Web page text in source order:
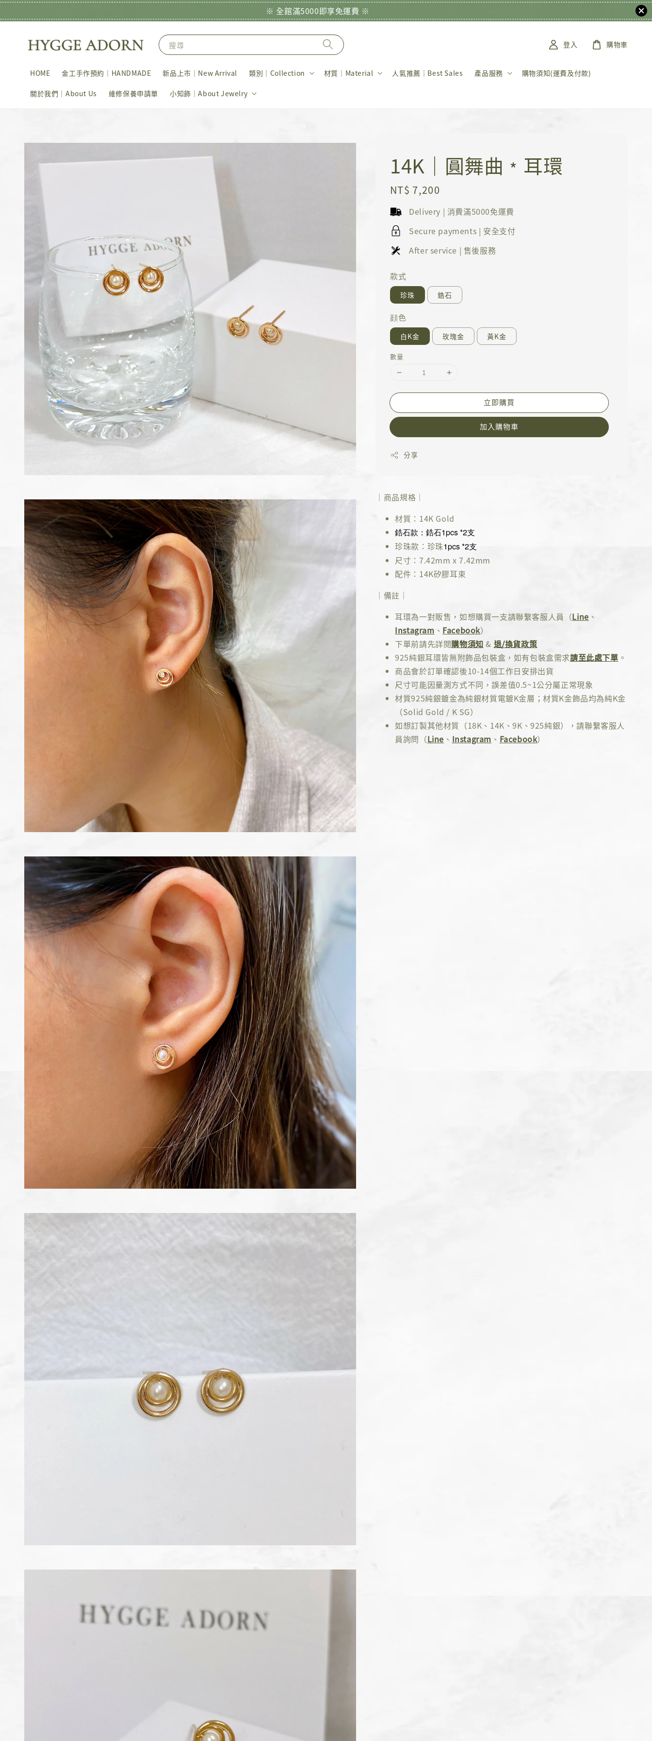
※ 全館滿5000即享免運費 ※
搜尋
HOME 金工手作預約｜HANDMADE 新品上市｜New Arrival 類別｜Collection 材質｜Material 人氣推薦｜Best Sales 產品服務 購物須知(運費及付款)
關於我們｜About Us 維修保養申請單 小知飾｜About Jewelry
登入 購物車
14K｜圓舞曲﹡耳環
Regular
price
NT$ 7,200
Delivery | 消費滿5000免運費
Secure payments | 安全支付
After service | 售後服務
款式
珍珠 鋯石
顔色
白K金 玫瑰金 黃K金
數量
立即購買
加入購物車
分享
｜商品規格｜
材質：14K Gold
鋯石款：鋯石1pcs *2支
珍珠款：珍珠1pcs *2支
尺寸：7.42mm x 7.42mm
配件：14K矽膠耳束
｜備註｜
耳環為一對販售，如想購買一支請聯繫客服人員（Line 、
Instagram 、 Facebook）
下單前請先詳閱購物須知 & 退/換貨政策
925純銀耳環皆無附飾品包裝盒，如有包裝盒需求請至此處下單 。
商品會於訂單確認後10-14個工作日安排出貨
尺寸可能因量測方式不同，誤差值0.5~1公分屬正常現象
材質925純銀鍍金為純銀材質電鍍K金層；材質K金飾品均為純K金
（Solid Gold / K SG）
如想訂製其他材質（18K、14K、9K、925純銀），請聯繫客服人
員詢問（Line 、 Instagram 、 Facebook）